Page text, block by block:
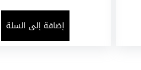
إضافة إلى السلة